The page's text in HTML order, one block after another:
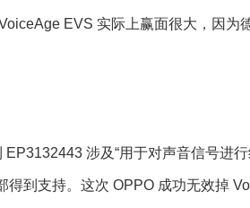
EVS 实际上赢面很大，因为
涉及“用于对声音信号进
得到支持。这次 OPPO 成功无效掉